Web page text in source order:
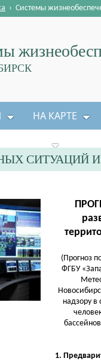
› Системы
НА КАРТЕ
СИТУАЦИЙ
(Прогноз
ФГБУ
надзору в
1.